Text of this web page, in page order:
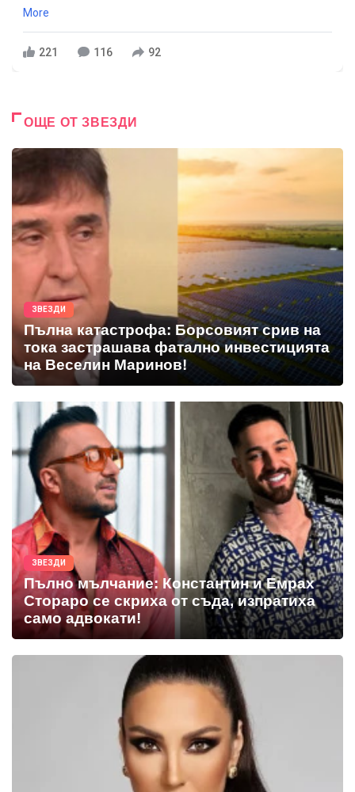
More
221 116 92
ОЩЕ ОТ ЗВЕЗДИ
ЗВЕЗДИ
Пълна катастрофа: Борсовият срив на
тока застрашава фатално инвестицията
на Веселин Маринов!
ЗВЕЗДИ
Пълно мълчание: Константин и Емрах
Стораро се скриха от съда, изпратиха
само адвокати!